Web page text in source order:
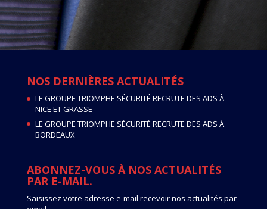
NOS DERNIÈRES ACTUALITÉS
LE GROUPE TRIOMPHE SÉCURITÉ RECRUTE DES ADS À
NICE ET GRASSE
LE GROUPE TRIOMPHE SÉCURITÉ RECRUTE DES ADS À
BORDEAUX
ABONNEZ-VOUS À NOS ACTUALITÉS
PAR E-MAIL.
Saisissez votre adresse e-mail recevoir nos actualités par